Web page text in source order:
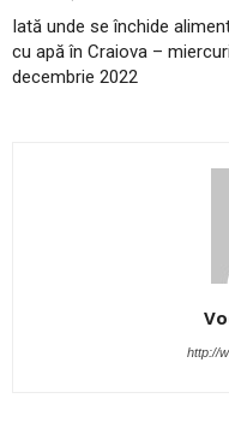
Iată unde se închide
cu apă în Craiova –
decembrie 2022
http://